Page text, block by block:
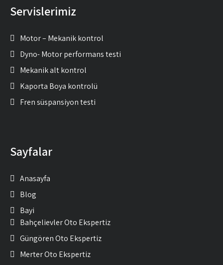
Servislerimiz
Motor – Mekanik kontrol
Dyno- Motor performans testi
Mekanik alt kontrol
Kaporta Boya kontrolü
Fren süspansiyon testi
Sayfalar
Anasayfa
Blog
Bayi
Bahçelievler Oto Ekspertiz
Güngören Oto Ekspertiz
Merter Oto Ekspertiz